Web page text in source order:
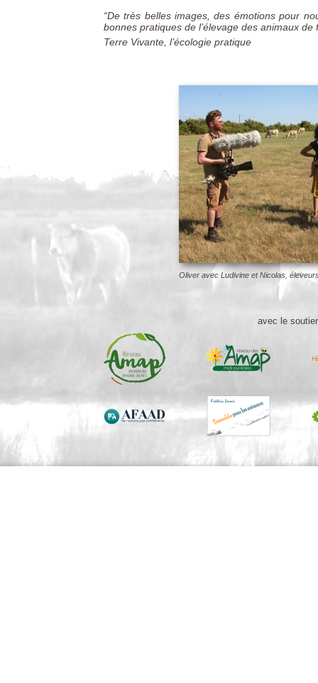
avec le
“De très belles images, des émotions pour
bonnes pratiques de l’élevage des animaux
Terre Vivante, l’écologie pratique
Oliver avec Ludivine et Nicolas,